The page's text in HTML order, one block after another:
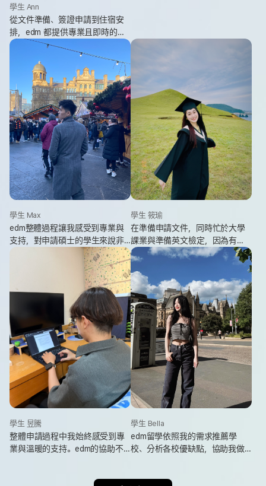
學生 Ann
從文件準備、簽證申請到住宿安
排，edm 都提供專業且即時的協
助。遇到複雜的流程時有人可以
依靠，讓整個申請與出國準備過
程輕鬆許多，也讓人更有安心
感。
學生 Max
edm整體過程讓我感受到專業與
支持，對申請碩士的學生來說非
常安心且值得信任。
學生 筱瑜
在準備申請文件，同時忙於大學
課業與準備英文檢定，因為有
edm的協助，讓我能在應付學校
請，大幅減少在申請過程的焦慮
與困擾。
學生 昱騰
整體申請過程中我始終感受到專
業與溫暖的支持。edm的協助不
學生 Bella
edm留學依照我的需求推薦學
校、分析各校優缺點，協助我做